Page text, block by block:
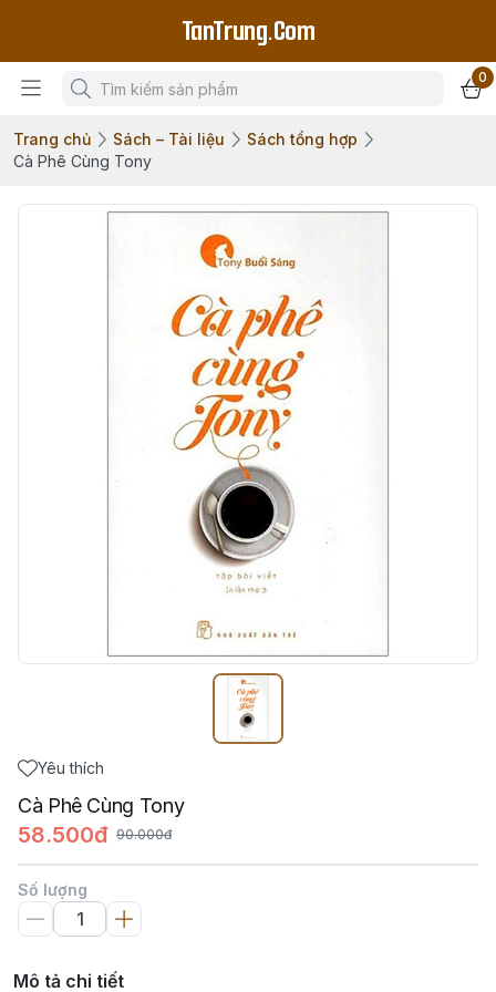
TanTrung.Com
0
Trang chủ Sách – Tài liệu
Sách tổng hợp
Cà Phê Cùng Tony
Yêu thích
Cà Phê Cùng Tony
58.500đ 90.000đ
Số lượng
Mô tả chi tiết